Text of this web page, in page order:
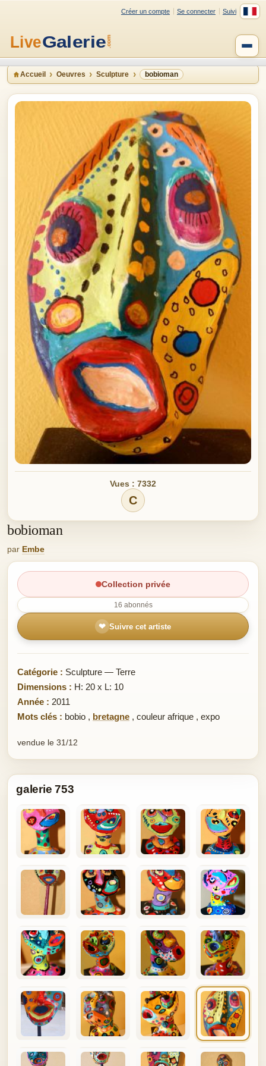
Créer un compte Se connecter Suivi
Accueil Oeuvres Sculpture bobioman
Vues : 7332
C
bobioman
par Embe
Collection privée
16 abonnés
❤ Suivre cet artiste
Catégorie : Sculpture — Terre
Dimensions : H: 20 x L: 10
Année : 2011
Mots clés : bobio , bretagne , couleur afrique , expo
vendue le 31/12
galerie 753